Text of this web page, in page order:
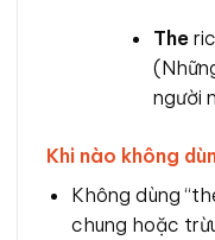
The
người
Khi nào không
Không dùng
chung hoặc